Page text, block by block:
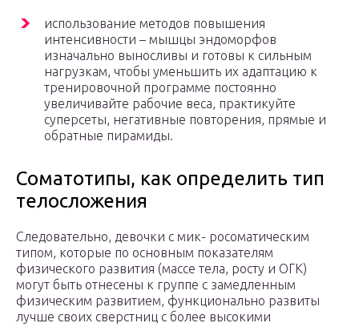
использование методов повышения
интенсивности – мышцы эндоморфов
изначально выносливы и готовы к сильным
нагрузкам, чтобы уменьшить их адаптацию к
тренировочной программе постоянно
увеличивайте рабочие веса, практикуйте
суперсеты, негативные повторения, прямые и
обратные пирамиды.
Соматотипы, как определить тип
телосложения
Следовательно, девочки с мик- росоматическим
типом, которые по основным показателям
физического развития (массе тела, росту и ОГК)
могут быть отнесены к группе с замедленным
физическим развитием, функционально развиты
лучше своих сверстниц с более высокими